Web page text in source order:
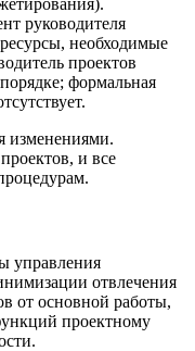
руководителя
необходимые
проектов
формальная
изменениями.
и все
управления
отвлечения
от основной работы,
проектному